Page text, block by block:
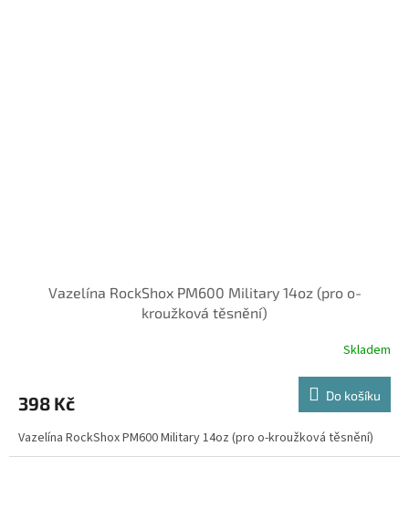
Vazelína RockShox PM600 Military 14oz (pro o-
kroužková těsnění)
Skladem
398 Kč Do košíku
Vazelína RockShox PM600 Military 14oz (pro o-kroužková těsnění)